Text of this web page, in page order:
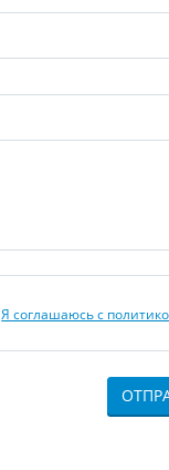
Я соглашаюсь с